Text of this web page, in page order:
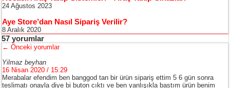
24 Ağustos 2023
Aye Store’dan Nasıl Sipariş Verilir?
8 Aralık 2020
57 yorumlar
← Önceki yorumlar
Yilmaz beyhan
16 Nisan 2020 / 15:29
Merabalar efendim ben banggod tan bir ürün sipariş ettim 5 6 gün sonra
teslimatı onayla diye bi buton cıktı ve ben yanlışıkla bastım ürün benim